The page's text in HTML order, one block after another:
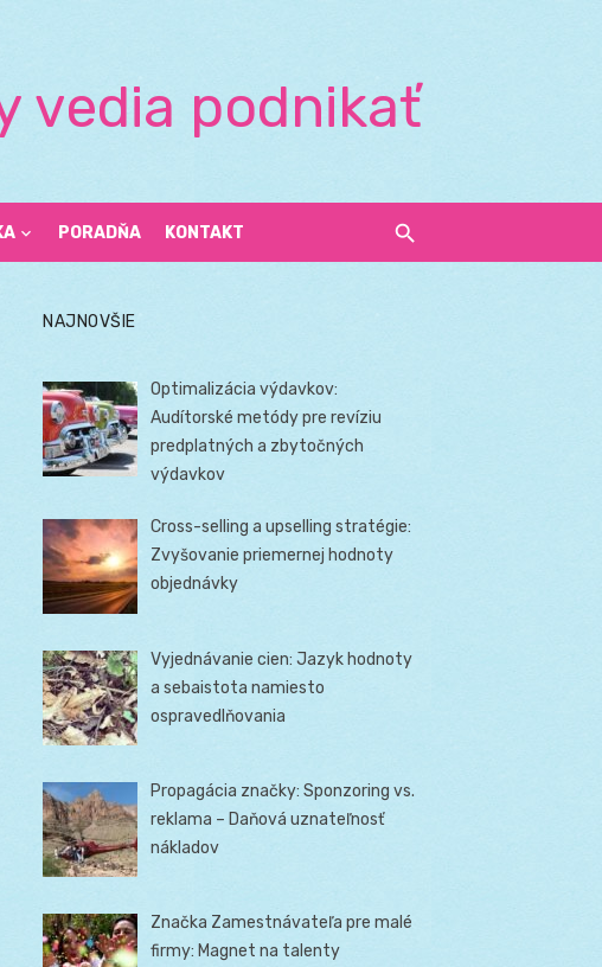
vedia podnikať
PORADŇA KONTAKT
NAJNOVŠIE
Optimalizácia výdavkov:
Audítorské metódy pre revíziu
predplatných a zbytočných
výdavkov
Cross-selling a upselling stratégie:
Zvyšovanie priemernej hodnoty
objednávky
Vyjednávanie cien: Jazyk hodnoty
a sebaistota namiesto
ospravedlňovania
Propagácia značky: Sponzoring vs.
reklama – Daňová uznateľnosť
nákladov
Značka Zamestnávateľa pre malé
firmy: Magnet na talenty